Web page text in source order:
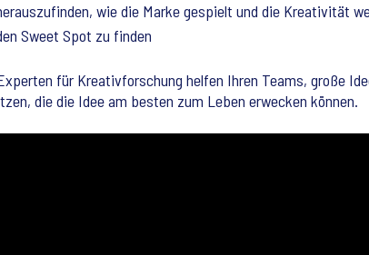
wie die Marke gespielt und die Kreativität
Sweet Spot zu finden
für Kreativforschung helfen Ihren Teams, große
die die Idee am besten zum Leben erwecken können.